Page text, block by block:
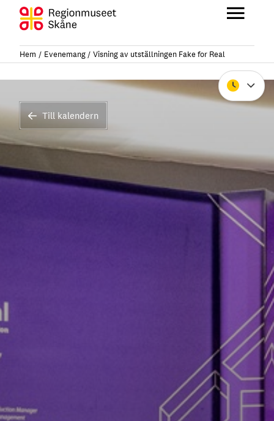
Hoppa
innehåll
Stäng
Hem Evenemang Visning av utställningen Fake for Real
Till kalendern